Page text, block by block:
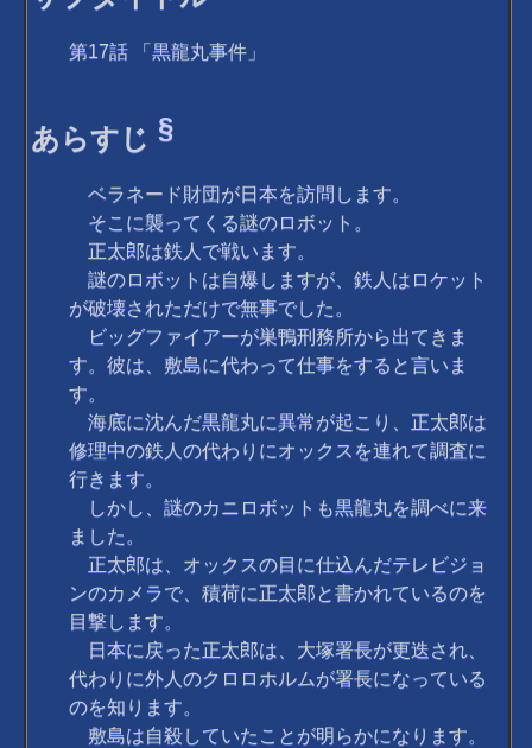
第17話 「黒龍丸事件」
あらすじ§
ベラネード財団が日本を訪問します。
そこに襲ってくる謎のロボット。
正太郎は鉄人で戦います。
謎のロボットは自爆しますが、鉄人はロケット
が破壊されただけで無事でした。
ビッグファイアーが巣鴨刑務所から出てきま
す。彼は、敷島に代わって仕事をすると言いま
す。
海底に沈んだ黒龍丸に異常が起こり、正太郎は
修理中の鉄人の代わりにオックスを連れて調査に
行きます。
しかし、謎のカニロボットも黒龍丸を調べに来
ました。
正太郎は、オックスの目に仕込んだテレビジョ
ンのカメラで、積荷に正太郎と書かれているのを
目撃します。
日本に戻った正太郎は、大塚署長が更迭され、
代わりに外人のクロロホルムが署長になっている
のを知ります。
敷島は自殺していたことが明らかになります。